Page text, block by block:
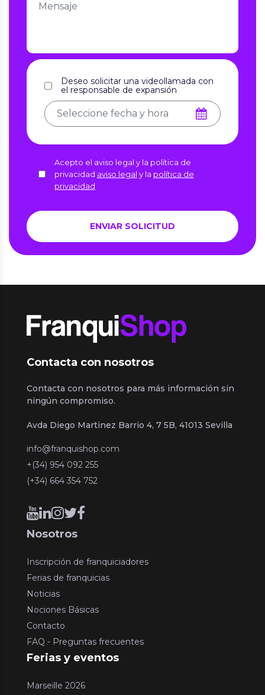
Deseo solicitar una videollamada con
el responsable de expansión
Acepto el aviso legal y la política de
privacidad aviso legal y la política de
privacidad
Contacta con nosotros
Contacta con nosotros para más información sin
ningún compromiso.
Avda Diego Martinez Barrio 4, 7 5B, 41013 Sevilla
info@franquishop.com
+(34) 954 092 255
(+34) 664 354 752
Nosotros
Inscripción de franquiciadores
Ferias de franquicias
Noticias
Nociones Básicas
Contacto
FAQ - Preguntas frecuentes
Ferias y eventos
Marseille 2026